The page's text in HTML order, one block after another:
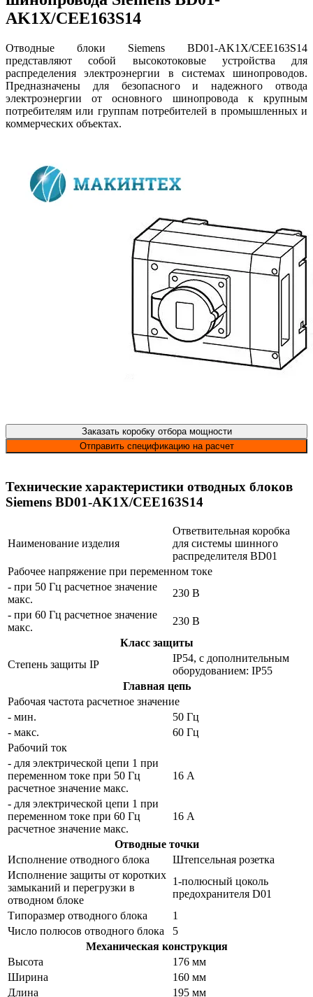
AK1X/CEE163S14
Отводные блоки Siemens BD01-AK1X/CEE163S14
представляют собой высокотоковые устройства для
распределения электроэнергии в системах шинопроводов.
Предназначены для безопасного и надежного отвода
электроэнергии от основного шинопровода к крупным
потребителям или группам потребителей в промышленных и
коммерческих объектах.
Заказать коробку отбора мощности
Отправить спецификацию на расчет
Технические характеристики отводных блоков
Siemens BD01-AK1X/CEE163S14
Наименование изделия
Ответвительная коробка
для системы шинного
распределителя BD01
Рабочее напряжение при переменном токе
- при 50 Гц расчетное значение
макс.
230 В
- при 60 Гц расчетное значение
макс.
230 В
Класс защиты
Степень защиты IP
IP54, с дополнительным
оборудованием: IP55
Главная цепь
Рабочая частота расчетное значение
- мин.
50 Гц
- макс.
60 Гц
Рабочий ток
- для электрической цепи 1 при
переменном токе при 50 Гц
расчетное значение макс.
16 A
- для электрической цепи 1 при
переменном токе при 60 Гц
расчетное значение макс.
16 A
Отводные точки
Исполнение отводного блока
Штепсельная розетка
Исполнение защиты от коротких
замыканий и перегрузки в
отводном блоке
1-полюсный цоколь
предохранителя D01
Типоразмер отводного блока
1
Число полюсов отводного блока
5
Механическая конструкция
Высота
176 мм
Ширина
160 мм
Длина
195 мм